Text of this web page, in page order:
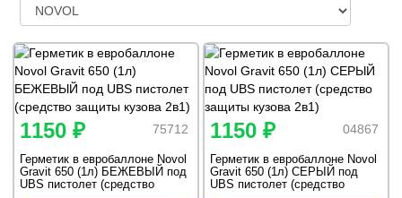
75712
1150 ₽
Герметик в евробаллоне Novol
Gravit 650 (1л) БЕЖЕВЫЙ под
UBS пистолет (средство
04867
1150 ₽
Герметик в евробаллоне Novol
Gravit 650 (1л) СЕРЫЙ под
UBS пистолет (средство